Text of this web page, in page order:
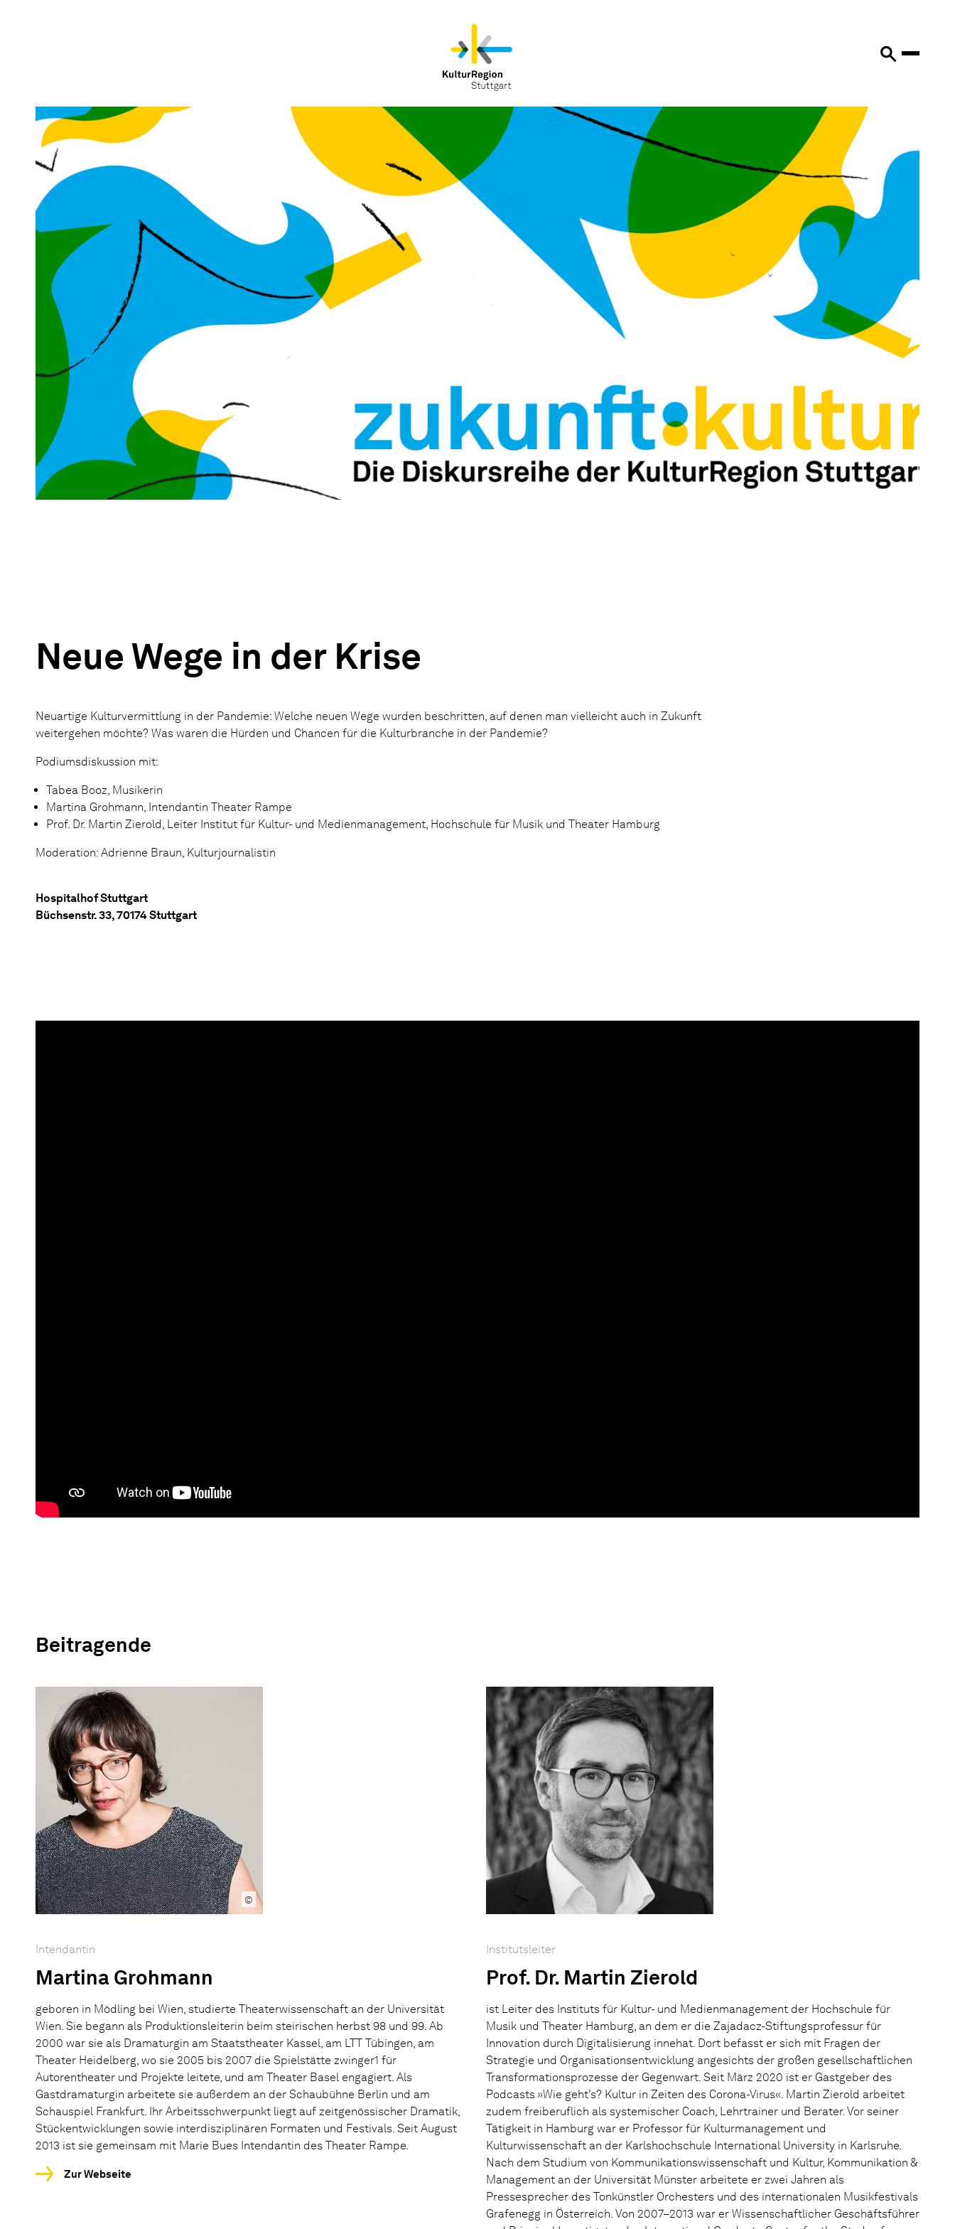
Neue Wege in der Krise
Neuartige Kulturvermittlung in der Pandemie: Welche neuen Wege wurden beschritten, auf denen man vielleicht auch in Zukunft
weitergehen möchte? Was waren die Hürden und Chancen für die Kulturbranche in der Pandemie?
Podiumsdiskussion mit:
Tabea Booz, Musikerin
Martina Grohmann, Intendantin Theater Rampe
Prof. Dr. Martin Zierold, Leiter Institut für Kultur- und Medienmanagement, Hochschule für Musik und Theater Hamburg
Moderation: Adrienne Braun, Kulturjournalistin
Hospitalhof Stuttgart
Büchsenstr. 33, 70174 Stuttgart
Beitragende
©
Intendantin
Martina Grohmann
geboren in Mödling bei Wien, studierte Theaterwissenschaft an der Universität
Wien. Sie begann als Produktionsleiterin beim steirischen herbst 98 und 99. Ab
2000 war sie als Dramaturgin am Staatstheater Kassel, am LTT Tübingen, am
Theater Heidelberg, wo sie 2005 bis 2007 die Spielstätte zwinger1 für
Autorentheater und Projekte leitete, und am Theater Basel engagiert. Als
Gastdramaturgin arbeitete sie außerdem an der Schaubühne Berlin und am
Schauspiel Frankfurt. Ihr Arbeitsschwerpunkt liegt auf zeitgenössischer Dramatik,
Stückentwicklungen sowie interdisziplinären Formaten und Festivals. Seit August
2013 ist sie gemeinsam mit Marie Bues Intendantin des Theater Rampe.
Zur Webseite
Institutsleiter
Prof. Dr. Martin Zierold
ist Leiter des Instituts für Kultur- und Medienmanagement der Hochschule für
Musik und Theater Hamburg, an dem er die Zajadacz-Stiftungsprofessur für
Innovation durch Digitalisierung innehat. Dort befasst er sich mit Fragen der
Strategie und Organisationsentwicklung angesichts der großen gesellschaftlichen
Transformationsprozesse der Gegenwart. Seit März 2020 ist er Gastgeber des
Podcasts »Wie geht’s? Kultur in Zeiten des Corona-Virus«. Martin Zierold arbeitet
zudem freiberuflich als systemischer Coach, Lehrtrainer und Berater. Vor seiner
Tätigkeit in Hamburg war er Professor für Kulturmanagement und
Kulturwissenschaft an der Karlshochschule International University in Karlsruhe.
Nach dem Studium von Kommunikationswissenschaft und Kultur, Kommunikation &
Management an der Universität Münster arbeitete er zwei Jahren als
Pressesprecher des Tonkünstler Orchesters und des internationalen Musikfestivals
Grafenegg in Österreich. Von 2007–2013 war er Wissenschaftlicher Geschäftsführer